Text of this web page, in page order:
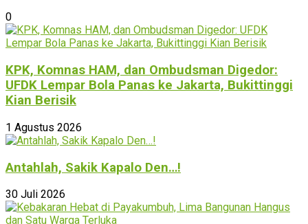
0
KPK, Komnas HAM, dan Ombudsman Digedor:
UFDK Lempar Bola Panas ke Jakarta, Bukittinggi
Kian Berisik
1 Agustus 2026
Antahlah, Sakik Kapalo Den…!
30 Juli 2026